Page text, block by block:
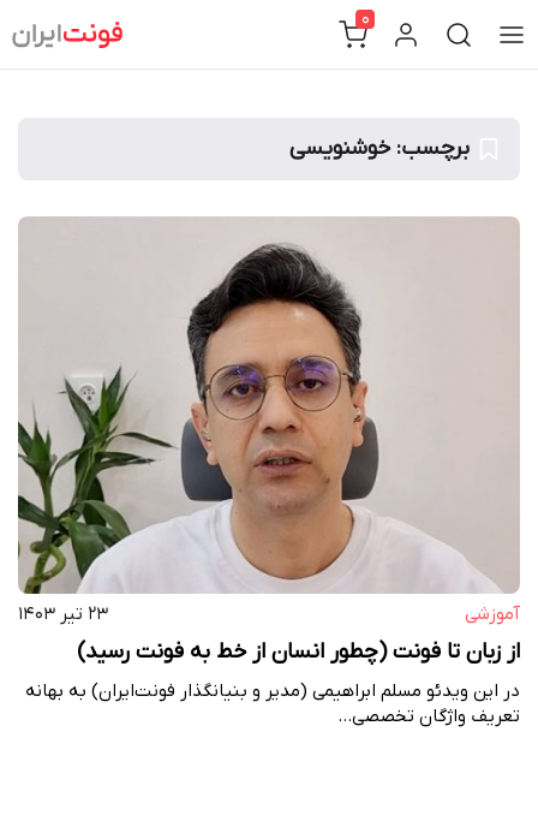
to
0
برچسب:خوشنویسی
آموزشی ۲۳ تیر ۱۴۰۳
از زبان تا فونت (چطور انسان از خط به فونت‌ رسید)
در این ویدئو مسلم ابراهیمی (مدیر و بنیانگذار فونت‌ایران) به بهانه
تعریف واژگان تخصصی…